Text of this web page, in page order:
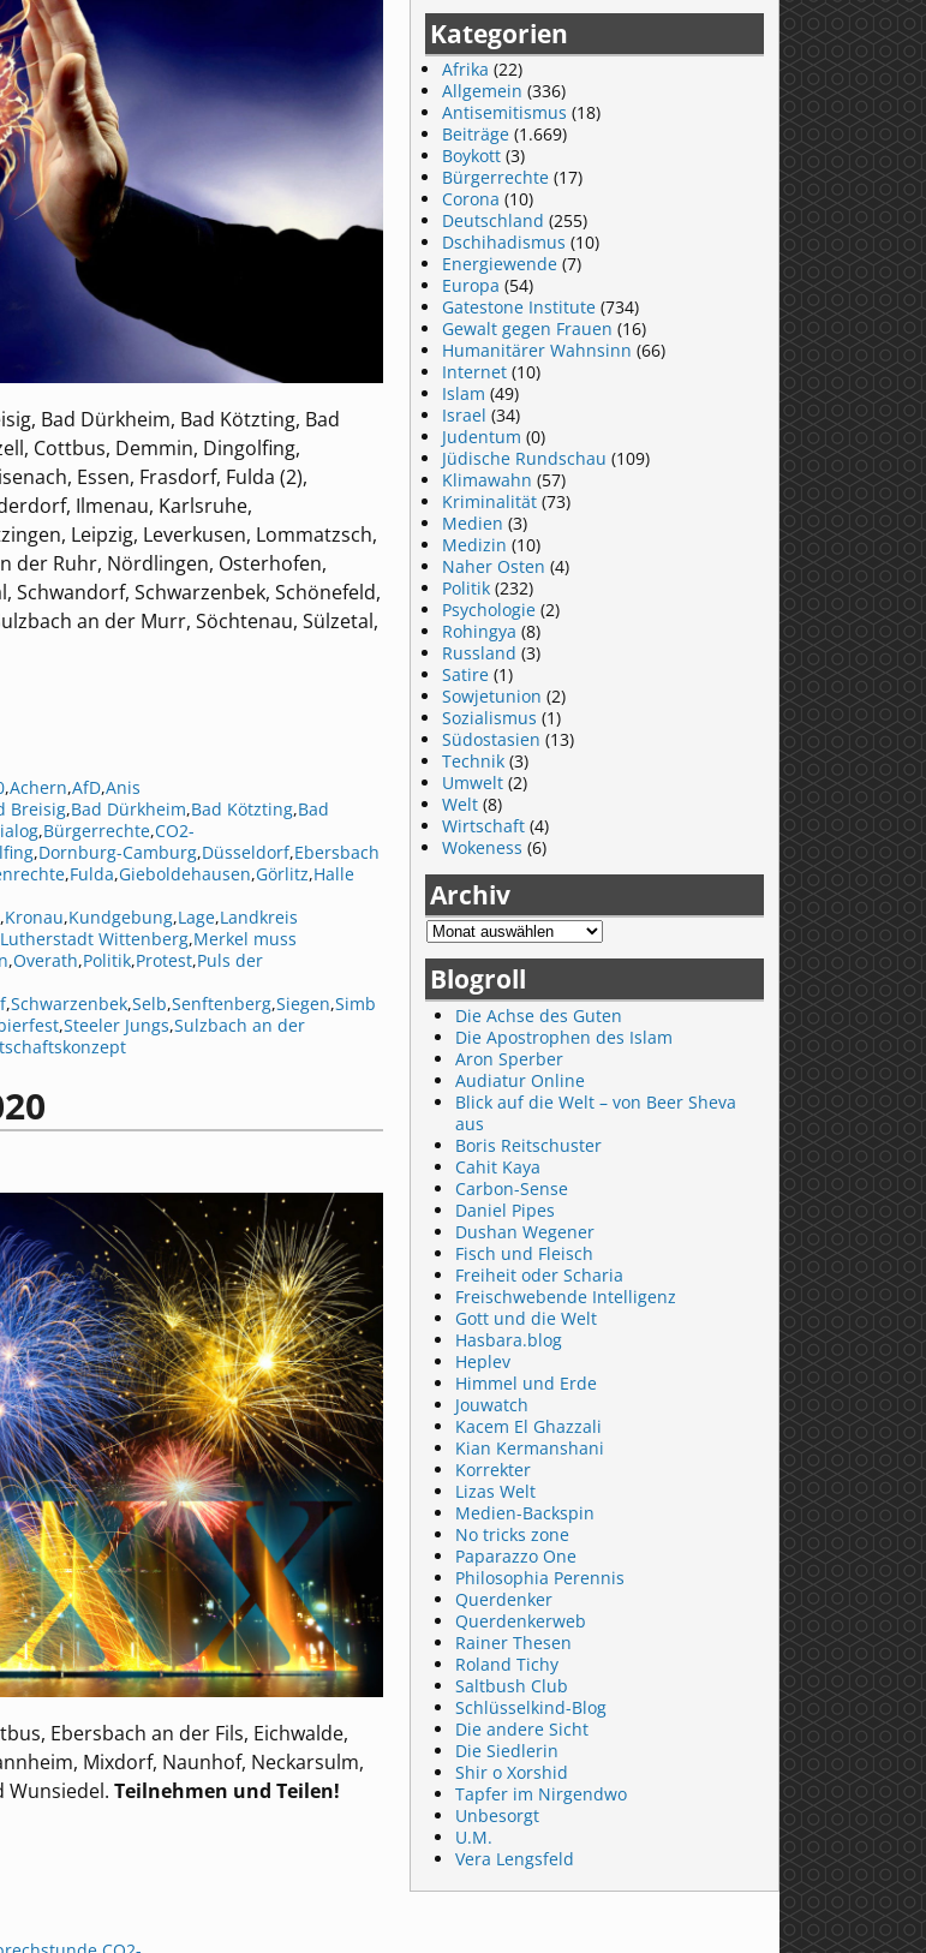
Bad Dürkheim, Bad Kötzting, Bad
Cottbus, Demmin, Dingolfing,
Essen, Frasdorf, Fulda (2),
Ilmenau, Karlsruhe,
Leipzig, Leverkusen, Lommatzsch,
der Ruhr, Nördlingen, Osterhofen,
Schwandorf, Schwarzenbek, Schönefeld,
an der Murr, Söchtenau, Sülzetal,
,Achern,AfD,Anis
Breisig,Bad Dürkheim,Bad Kötzting,Bad
,Bürgerrechte,CO2-
,Dornburg-Camburg,Düsseldorf,Ebersbach
,Fulda,Gieboldehausen,Görlitz,Halle
,Kronau,Kundgebung,Lage,Landkreis
Lutherstadt Wittenberg,Merkel muss
,Overath,Politik,Protest,Puls der
,Schwarzenbek,Selb,Senftenberg,Siegen,Simb
,Steeler Jungs,Sulzbach an der
Ebersbach an der Fils, Eichwalde,
Mixdorf, Naunhof, Neckarsulm,
Wunsiedel. Teilnehmen und Teilen!
Kategorien
Afrika (22)
Allgemein (336)
Antisemitismus (18)
Beiträge (1.669)
Boykott (3)
Bürgerrechte (17)
Corona (10)
Deutschland (255)
Dschihadismus (10)
Energiewende (7)
Europa (54)
Gatestone Institute (734)
Gewalt gegen Frauen (16)
Humanitärer Wahnsinn (66)
Internet (10)
Islam (49)
Israel (34)
Judentum (0)
Jüdische Rundschau (109)
Klimawahn (57)
Kriminalität (73)
Medien (3)
Medizin (10)
Naher Osten (4)
Politik (232)
Psychologie (2)
Rohingya (8)
Russland (3)
Satire (1)
Sowjetunion (2)
Sozialismus (1)
Südostasien (13)
Technik (3)
Umwelt (2)
Welt (8)
Wirtschaft (4)
Wokeness (6)
Archiv
Blogroll
Die Achse des Guten
Die Apostrophen des Islam
Aron Sperber
Audiatur Online
Blick auf die Welt – von Beer Sheva
aus
Boris Reitschuster
Cahit Kaya
Carbon-Sense
Daniel Pipes
Dushan Wegener
Fisch und Fleisch
Freiheit oder Scharia
Freischwebende Intelligenz
Gott und die Welt
Hasbara.blog
Heplev
Himmel und Erde
Jouwatch
Kacem El Ghazzali
Kian Kermanshani
Korrekter
Lizas Welt
Medien-Backspin
No tricks zone
Paparazzo One
Philosophia Perennis
Querdenker
Querdenkerweb
Rainer Thesen
Roland Tichy
Saltbush Club
Schlüsselkind-Blog
Die andere Sicht
Die Siedlerin
Shir o Xorshid
Tapfer im Nirgendwo
Unbesorgt
U.M.
Vera Lengsfeld